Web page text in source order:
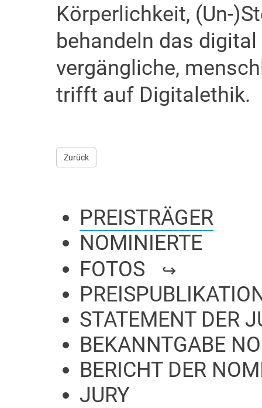
Körperlichkeit, (Un-
behandeln das
vergängliche,
trifft auf Digitalethik.
Zurück
PREISTRÄGER
NOMINIERTE
FOTOS
STATEMENT DER
BEKANNTGABE
BERICHT DER
JURY